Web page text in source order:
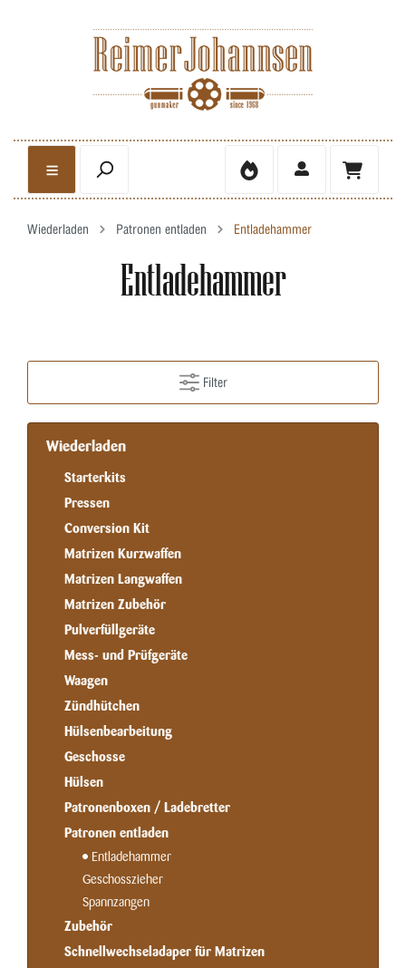
Wiederladen Patronen entladen Entladehammer
Entladehammer
Filter
Wiederladen
Starterkits
Pressen
Conversion Kit
Matrizen Kurzwaffen
Matrizen Langwaffen
Matrizen Zubehör
Pulverfüllgeräte
Mess- und Prüfgeräte
Waagen
Zündhütchen
Hülsenbearbeitung
Geschosse
Hülsen
Patronenboxen / Ladebretter
Patronen entladen
Entladehammer
Geschosszieher
Spannzangen
Zubehör
Schnellwechseladaper für Matrizen